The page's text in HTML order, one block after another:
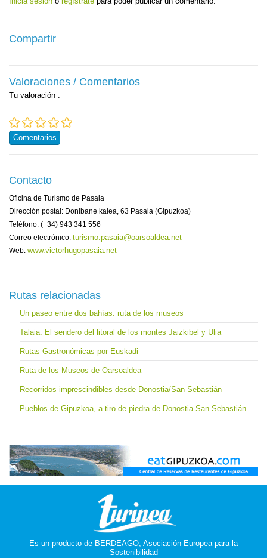
Compartir
Valoraciones / Comentarios
Tu valoración :
Comentarios
Contacto
Oficina de Turismo de Pasaia
Dirección postal: Donibane kalea, 63 Pasaia (Gipuzkoa)
Teléfono: (+34) 943 341 556
Correo electrónico: turismo.pasaia@oarsoaldea.net
Web: www.victorhugopasaia.net
Rutas relacionadas
Un paseo entre dos bahías: ruta de los museos
Talaia: El sendero del litoral de los montes Jaizkibel y Ulia
Rutas Gastronómicas por Euskadi
Ruta de los Museos de Oarsoaldea
Recorridos imprescindibles desde Donostia/San Sebastián
Pueblos de Gipuzkoa, a tiro de piedra de Donostia-San Sebastián
Es un producto de BERDEAGO, Asociación Europea para la
Sostenibilidad